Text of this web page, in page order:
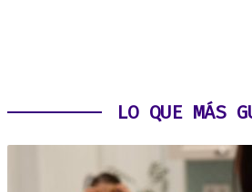
LO QUE MÁS